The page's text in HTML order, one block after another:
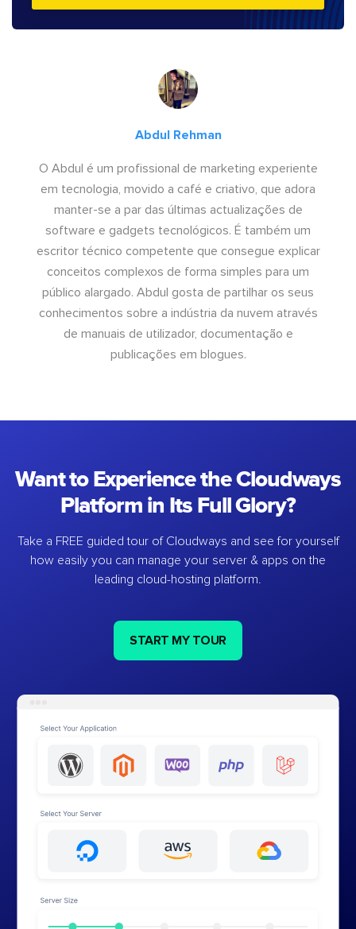
Abdul Rehman
O Abdul é um profissional de marketing experiente
em tecnologia, movido a café e criativo, que adora
manter-se a par das últimas actualizações de
software e gadgets tecnológicos. É também um
escritor técnico competente que consegue explicar
conceitos complexos de forma simples para um
público alargado. Abdul gosta de partilhar os seus
conhecimentos sobre a indústria da nuvem através
de manuais de utilizador, documentação e
publicações em blogues.
Want to Experience the Cloudways
Platform in Its Full Glory?
Take a FREE guided tour of Cloudways and see for yourself
how easily you can manage your server & apps on the
leading cloud-hosting platform.
START MY TOUR